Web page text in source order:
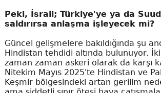
Peki, İsrail; Türkiye'ye ya da
saldırırsa anlaşma işleyecek mi?
Güncel gelişmelere bakıldığında şu
Hindistan tehdidi altında bulunuyor.
zaman zaman askeri olarak da karşı
Nitekim Mayıs 2025'te Hindistan ve
Keşmir bölgesindeki artan gerilim